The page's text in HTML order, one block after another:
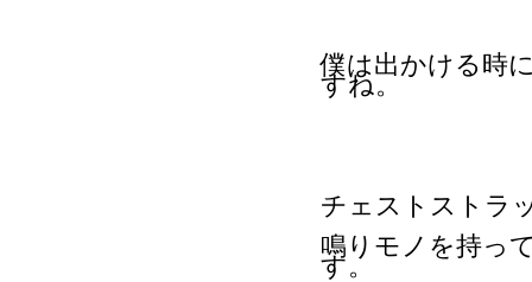
僕は出かける時
すね。
チェストストラ
鳴りモノを持っ
す。